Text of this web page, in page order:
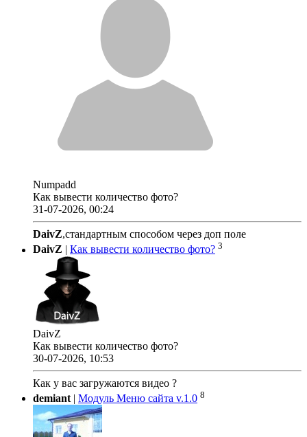
Numpadd
Как вывести количество фото?
31-07-2026, 00:24
DaivZ,стандартным способом через доп поле
DaivZ
Как вывести количество фото? 3
DaivZ
Как вывести количество фото?
30-07-2026, 10:53
Как у вас загружаются видео ?
demiant | Модуль Меню сайта v.1.0 8